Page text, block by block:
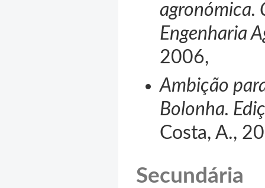
agronómica.
Engenharia
2006,
Ambição
Bolonha.
Costa, A.,
Secundária